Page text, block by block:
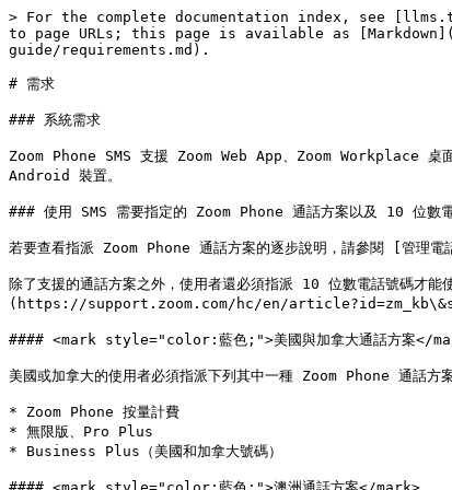
> For the complete documentation index, see
to page URLs; this page is available as
guide/requirements.md).
# 需求
### 系統需求
Zoom Phone SMS 支援 Zoom Web App、Zoom Workplace 桌
Android 裝置。
### 使用 SMS 需要指定的 Zoom Phone 通話方案以及 10 位數
若要查看指派 Zoom Phone 通話方案的逐步說明，請參閱 [
除了支援的通話方案之外，使用者還必須指派 10 位數電話號碼才能
(https://support.zoom.com/hc/en/
#### <mark style="color:藍色;">美國與加拿大通話方案</
美國或加拿大的使用者必須指派下列其中一種 Zoom Phone 通話方
* Zoom Phone 按量計費
* 無限版、Pro Plus
* Business Plus（美國和加拿大號碼）